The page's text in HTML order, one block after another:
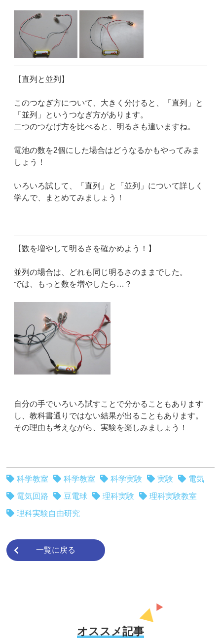
【直列と並列】
このつなぎ方について、大きく分けると、「直列」と
「並列」というつなぎ方があります。
二つのつなげ方を比べると、明るさも違いますね。
電池の数を2個にした場合はどうなるかもやってみま
しょう！
いろいろ試して、「直列」と「並列」について詳しく
学んで、まとめてみましょう！
【数を増やして明るさを確かめよう！】
並列の場合は、どれも同じ明るさのままでした。
では、もっと数を増やしたら…？
自分の手でいろいろ試すことで分かることもあります
し、教科書通りではない結果が出ることもあります。
その理由も考えながら、実験を楽しみましょう！
科学教室 科学教室 科学実験 実験 電気
電気回路 豆電球 理科実験 理科実験教室
理科実験自由研究
一覧に戻る
オススメ記事